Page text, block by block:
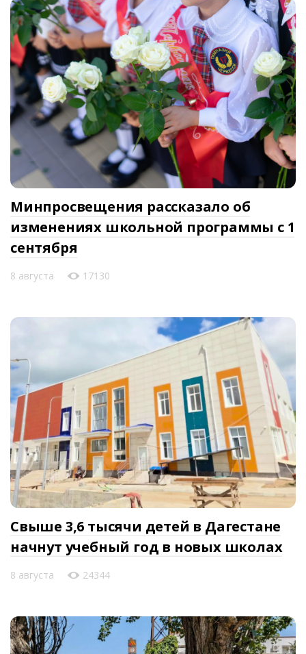
Минпросвещения рассказало об
изменениях школьной программы с 1
сентября
8 августа 17130
Свыше 3,6 тысячи детей в Дагестане
начнут учебный год в новых школах
8 августа 24344